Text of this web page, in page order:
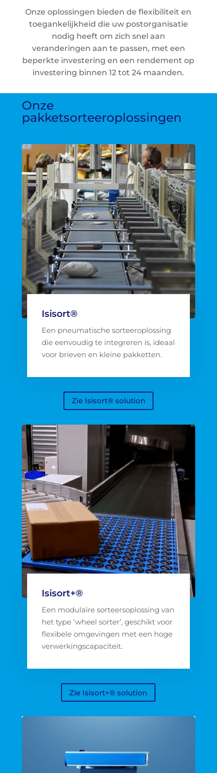
Onze oplossingen bieden de flexibiliteit en
toegankelijkheid die uw postorganisatie
nodig heeft om zich snel aan
veranderingen aan te passen, met een
beperkte investering en een rendement op
investering binnen 12 tot 24 maanden.
Onze
pakketsorteeroplossingen
Isisort®
Een pneumatische sorteeroplossing
die eenvoudig te integreren is, ideaal
voor brieven en kleine pakketten.
Zie Isisort® solution
Isisort+®
Een modulaire sorteersoplossing van
het type ‘wheel sorter’, geschikt voor
flexibele omgevingen met een hoge
verwerkingscapaciteit.
Zie Isisort+® solution